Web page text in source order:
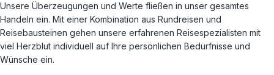
Unsere Überzeugungen und Werte fließen in unser gesamtes
Handeln ein. Mit einer Kombination aus Rundreisen und
Reisebausteinen gehen unsere erfahrenen Reisespezialisten mit
viel Herzblut individuell auf Ihre persönlichen Bedürfnisse und
Wünsche ein.